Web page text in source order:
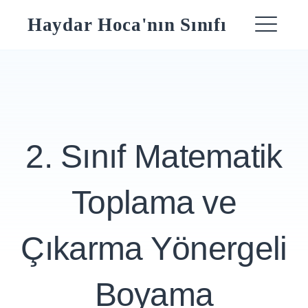
Haydar Hoca'nın Sınıfı
2. Sınıf Matematik
Toplama ve
Çıkarma Yönergeli
Boyama